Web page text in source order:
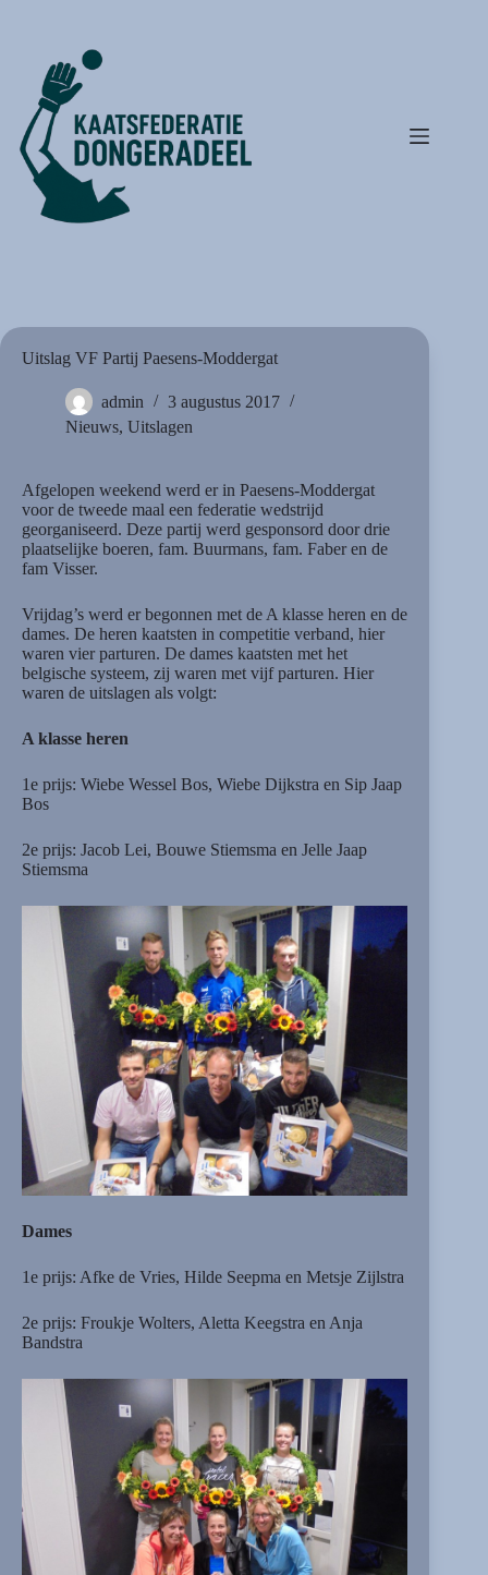
Uitslag VF Partij Paesens-Moddergat
admin
3 augustus 2017
Nieuws, Uitslagen
Afgelopen weekend werd er in Paesens-Moddergat
voor de tweede maal een federatie wedstrijd
georganiseerd. Deze partij werd gesponsord door drie
plaatselijke boeren, fam. Buurmans, fam. Faber en de
fam Visser.
Vrijdag’s werd er begonnen met de A klasse heren en de
dames. De heren kaatsten in competitie verband, hier
waren vier parturen. De dames kaatsten met het
belgische systeem, zij waren met vijf parturen. Hier
waren de uitslagen als volgt:
A klasse heren
1e prijs: Wiebe Wessel Bos, Wiebe Dijkstra en Sip Jaap
Bos
2e prijs: Jacob Lei, Bouwe Stiemsma en Jelle Jaap
Stiemsma
Dames
1e prijs: Afke de Vries, Hilde Seepma en Metsje Zijlstra
2e prijs: Froukje Wolters, Aletta Keegstra en Anja
Bandstra